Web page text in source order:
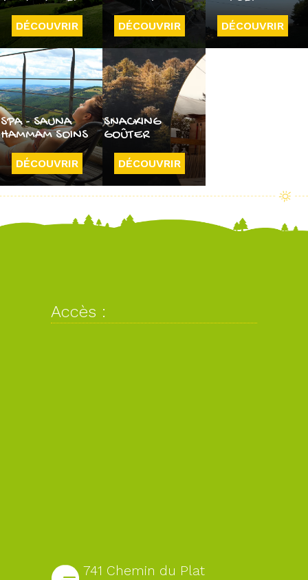
DÉCOUVRIR DÉCOUVRIR DÉCOUVRIR
SPA - SAUNA
HAMMAM SOINS
DÉCOUVRIR
SNACKING
GOÛTER
DÉCOUVRIR
Accès :
741 Chemin du Plat